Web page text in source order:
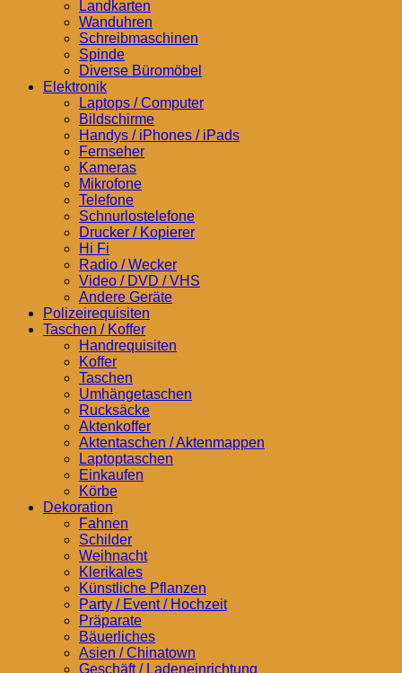
Landkarten
Wanduhren
Schreibmaschinen
Spinde
Diverse Büromöbel
Elektronik
Laptops / Computer
Bildschirme
Handys / iPhones / iPads
Fernseher
Kameras
Mikrofone
Telefone
Schnurlostelefone
Drucker / Kopierer
Hi Fi
Radio / Wecker
Video / DVD / VHS
Andere Geräte
Polizeirequisiten
Taschen / Koffer
Handrequisiten
Koffer
Taschen
Umhängetaschen
Rucksäcke
Aktenkoffer
Aktentaschen / Aktenmappen
Laptoptaschen
Einkaufen
Körbe
Dekoration
Fahnen
Schilder
Weihnacht
Klerikales
Künstliche Pflanzen
Party / Event / Hochzeit
Präparate
Bäuerliches
Asien / Chinatown
Geschäft / Ladeneinrichtung